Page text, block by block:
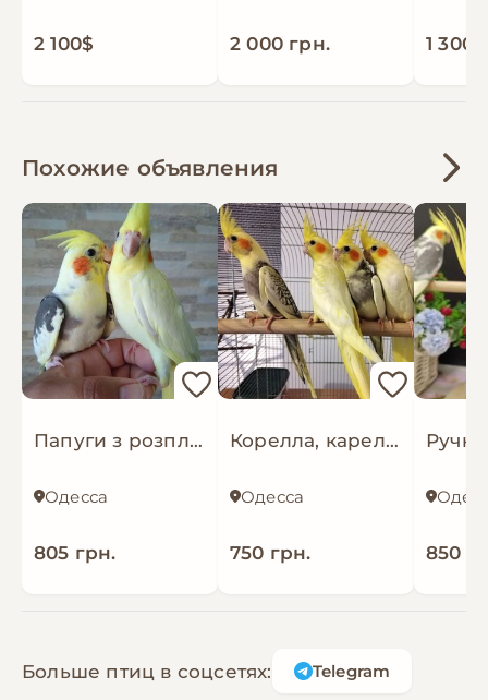
2 100$ 2 000 грн. 1 300
Похожие объявления
Папуги з розплідника Корелла ручні, папуги, що говорять
Одесса
805 грн.
Корелла, карелла, різного кольору, самці і самки
Одесса
750 грн. 850
Больше птиц в соцсетях: Telegram